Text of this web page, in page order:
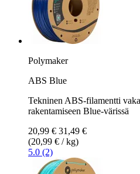
Polymaker
ABS Blue
Tekninen ABS-filamentti
rakentamiseen Blue-värissä
20,99 € 31,49 €
(20,99 € / kg)
5.0 (2)